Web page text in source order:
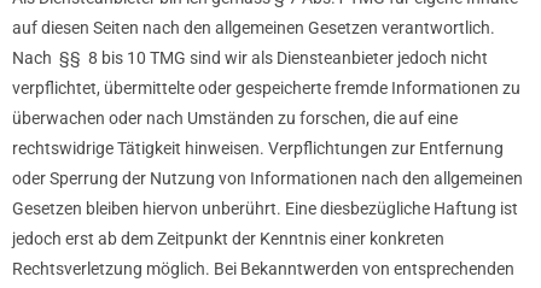
auf diesen Seiten nach den allgemeinen Gesetzen verantwortlich.
Nach §§ 8 bis 10 TMG sind wir als Diensteanbieter jedoch nicht
verpflichtet, übermittelte oder gespeicherte fremde Informationen zu
überwachen oder nach Umständen zu forschen, die auf eine
rechtswidrige Tätigkeit hinweisen. Verpflichtungen zur Entfernung
oder Sperrung der Nutzung von Informationen nach den allgemeinen
Gesetzen bleiben hiervon unberührt. Eine diesbezügliche Haftung ist
jedoch erst ab dem Zeitpunkt der Kenntnis einer konkreten
Rechtsverletzung möglich. Bei Bekanntwerden von entsprechenden